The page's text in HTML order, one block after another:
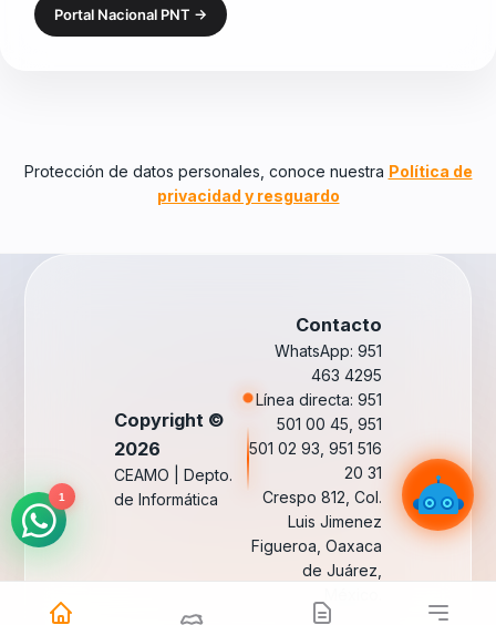
Portal Nacional PNT →
Protección de datos personales, conoce nuestra Política de
privacidad y resguardo
1
Copyright ©
2026
CEAMO | Depto.
de Informática
Contacto
WhatsApp: 951
463 4295
Línea directa: 951
501 00 45, 951
501 02 93, 951 516
20 31
Crespo 812, Col.
Luis Jimenez
Figueroa, Oaxaca
de Juárez,